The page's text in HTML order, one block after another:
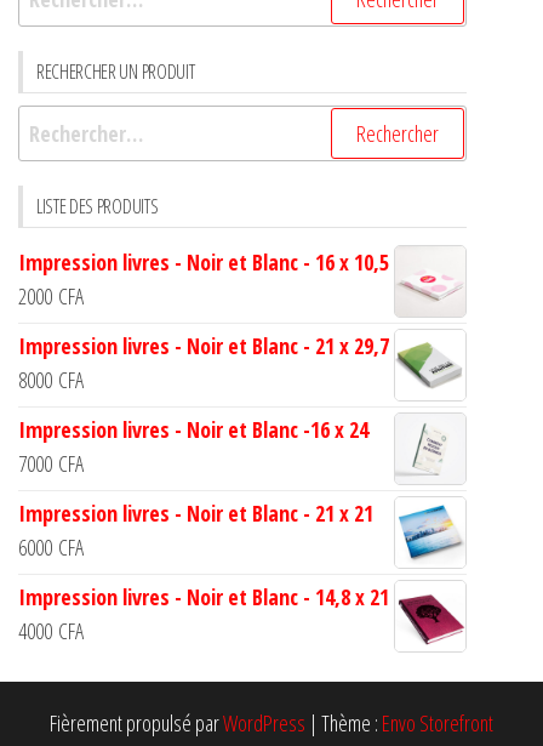
RECHERCHER UN PRODUIT
LISTE DES PRODUITS
Impression livres - Noir et Blanc - 16 x 10,5
2000 CFA
Impression livres - Noir et Blanc - 21 x 29,7
8000 CFA
Impression livres - Noir et Blanc -16 x 24
7000 CFA
Impression livres - Noir et Blanc - 21 x 21
6000 CFA
Impression livres - Noir et Blanc - 14,8 x 21
4000 CFA
Fièrement propulsé parWordPress | Thème : Envo Storefront